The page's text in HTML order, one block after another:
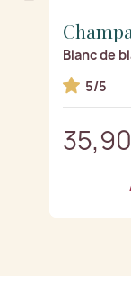
Blanc de
5/5